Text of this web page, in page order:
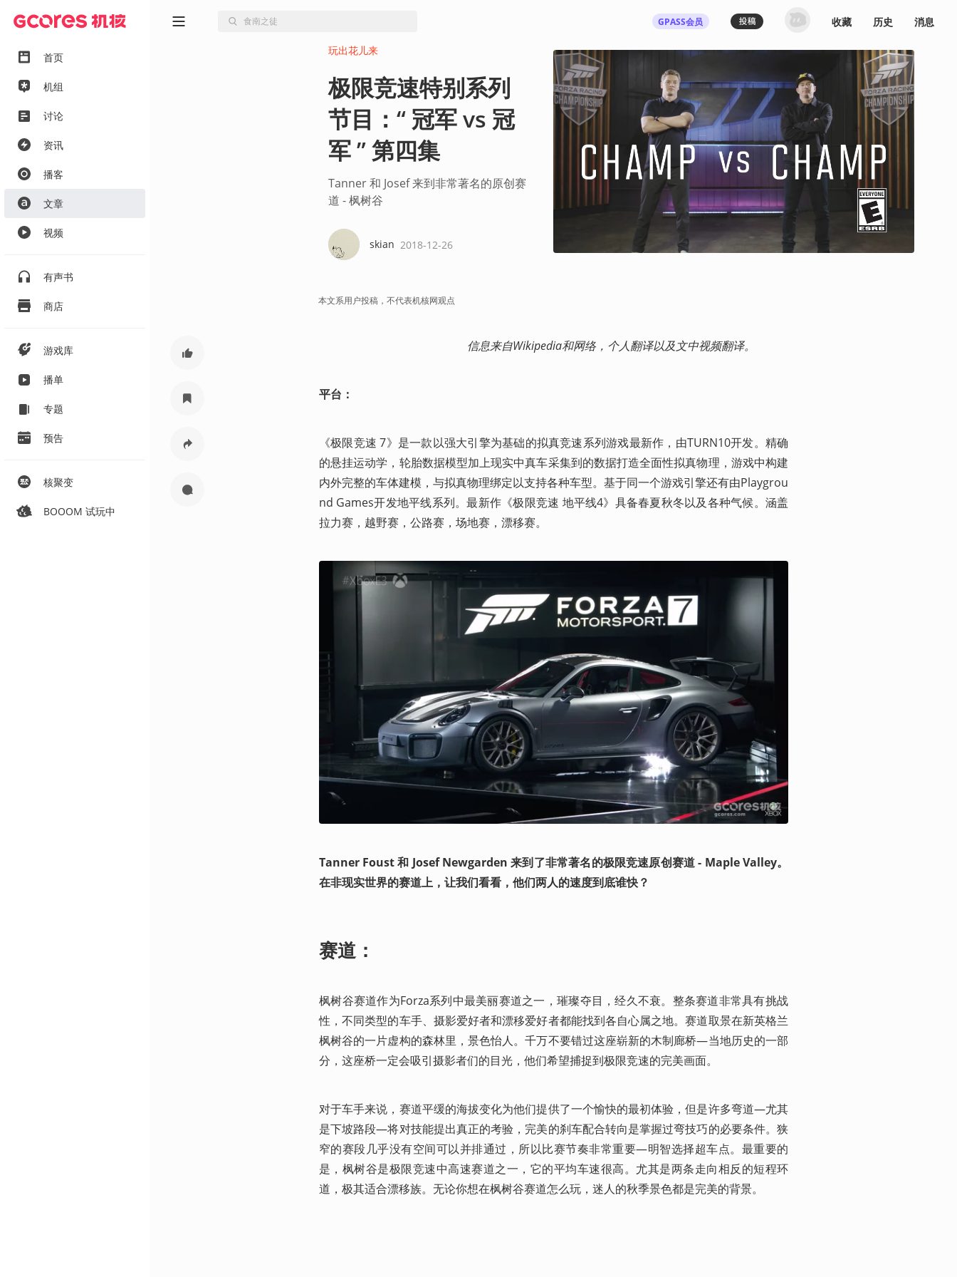
首页
机组
讨论
资讯
播客
文章
视频
有声书
商店
游戏库
播单
专题
预告
核聚变
BOOOM 试玩中
GPASS会员 收藏 历史 消息
玩出花儿来
极限竞速特别系列
节目：“ 冠军 vs 冠
军 ” 第四集
Tanner 和 Josef 来到非常著名的原创赛
道 - 枫树谷
skian 2018-12-26
本文系用户投稿，不代表机核网观点
信息来自Wikipedia和网络，个人翻译以及文中视频翻译。
平台：
《极限竞速 7》是一款以强大引擎为基础的拟真竞速系列游戏最新作，由TURN10开发。精确
的悬挂运动学，轮胎数据模型加上现实中真车采集到的数据打造全面性拟真物理，游戏中构建
内外完整的车体建模，与拟真物理绑定以支持各种车型。基于同一个游戏引擎还有由Playgrou
nd Games开发地平线系列。最新作《极限竞速 地平线4》具备春夏秋冬以及各种气候。涵盖
拉力赛，越野赛，公路赛，场地赛，漂移赛。
Tanner Foust 和 Josef Newgarden 来到了非常著名的极限竞速原创赛道 - Maple Valley。
在非现实世界的赛道上，让我们看看，他们两人的速度到底谁快？
赛道：
枫树谷赛道作为Forza系列中最美丽赛道之一，璀璨夺目，经久不衰。整条赛道非常具有挑战
性，不同类型的车手、摄影爱好者和漂移爱好者都能找到各自心属之地。赛道取景在新英格兰
枫树谷的一片虚构的森林里，景色怡人。千万不要错过这座崭新的木制廊桥—当地历史的一部
分，这座桥一定会吸引摄影者们的目光，他们希望捕捉到极限竞速的完美画面。
对于车手来说，赛道平缓的海拔变化为他们提供了一个愉快的最初体验，但是许多弯道—尤其
是下坡路段—将对技能提出真正的考验，完美的刹车配合转向是掌握过弯技巧的必要条件。狭
窄的赛段几乎没有空间可以并排通过，所以比赛节奏非常重要—明智选择超车点。最重要的
是，枫树谷是极限竞速中高速赛道之一，它的平均车速很高。尤其是两条走向相反的短程环
道，极其适合漂移族。无论你想在枫树谷赛道怎么玩，迷人的秋季景色都是完美的背景。